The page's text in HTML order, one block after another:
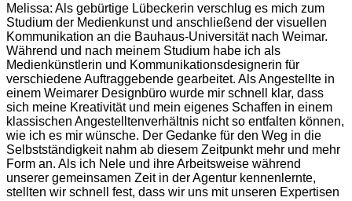
Melissa: Als gebürtige Lübeckerin verschlug es mich zum
Studium der Medienkunst und anschließend der visuellen
Kommunikation an die Bauhaus-Universität nach Weimar.
Während und nach meinem Studium habe ich als
Medienkünstlerin und Kommunikationsdesignerin für
verschiedene Auftraggebende gearbeitet. Als Angestellte in
einem Weimarer Designbüro wurde mir schnell klar, dass
sich meine Kreativität und mein eigenes Schaffen in einem
klassischen Angestelltenverhältnis nicht so entfalten können,
wie ich es mir wünsche. Der Gedanke für den Weg in die
Selbstständigkeit nahm ab diesem Zeitpunkt mehr und mehr
Form an. Als ich Nele und ihre Arbeitsweise während
unserer gemeinsamen Zeit in der Agentur kennenlernte,
stellten wir schnell fest, dass wir uns mit unseren Expertisen